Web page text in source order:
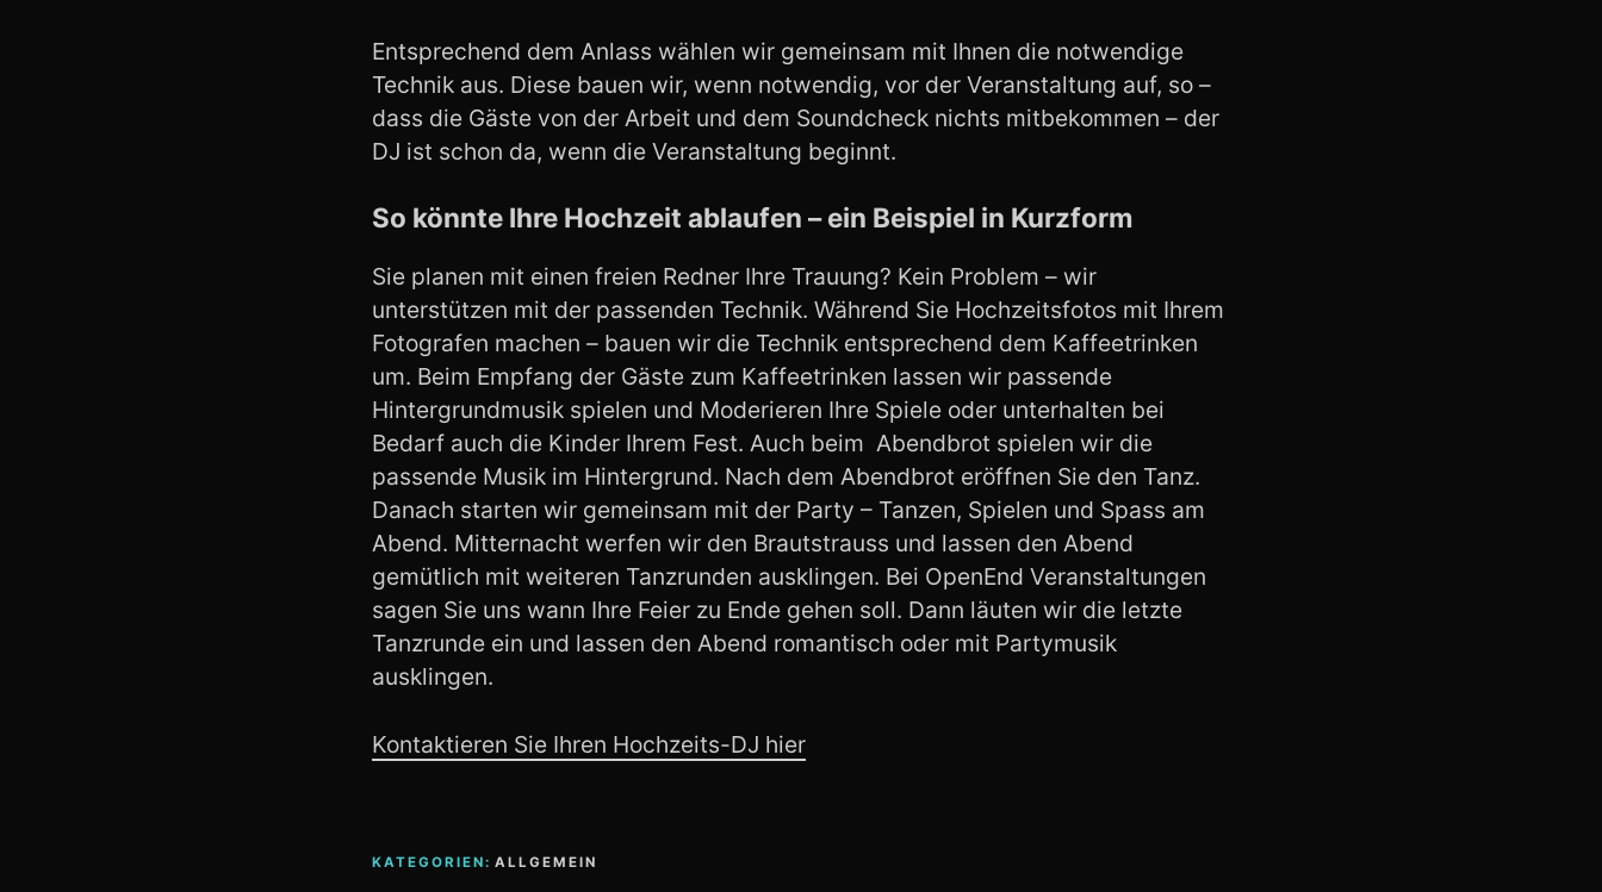
Entsprechend dem Anlass wählen wir gemeinsam mit Ihnen die notwendige
Technik aus. Diese bauen wir, wenn notwendig, vor der Veranstaltung auf, so –
dass die Gäste von der Arbeit und dem Soundcheck nichts mitbekommen – der
DJ ist schon da, wenn die Veranstaltung beginnt.
So könnte Ihre Hochzeit ablaufen – ein Beispiel in Kurzform
Sie planen mit einen freien Redner Ihre Trauung? Kein Problem – wir
unterstützen mit der passenden Technik. Während Sie Hochzeitsfotos mit Ihrem
Fotografen machen – bauen wir die Technik entsprechend dem Kaffeetrinken
um. Beim Empfang der Gäste zum Kaffeetrinken lassen wir passende
Hintergrundmusik spielen und Moderieren Ihre Spiele oder unterhalten bei
Bedarf auch die Kinder Ihrem Fest. Auch beim Abendbrot spielen wir die
passende Musik im Hintergrund. Nach dem Abendbrot eröffnen Sie den Tanz.
Danach starten wir gemeinsam mit der Party – Tanzen, Spielen und Spass am
Abend. Mitternacht werfen wir den Brautstrauss und lassen den Abend
gemütlich mit weiteren Tanzrunden ausklingen. Bei OpenEnd Veranstaltungen
sagen Sie uns wann Ihre Feier zu Ende gehen soll. Dann läuten wir die letzte
Tanzrunde ein und lassen den Abend romantisch oder mit Partymusik
ausklingen.
Kontaktieren Sie Ihren Hochzeits-DJ hier
KATEGORIEN: ALLGEMEIN